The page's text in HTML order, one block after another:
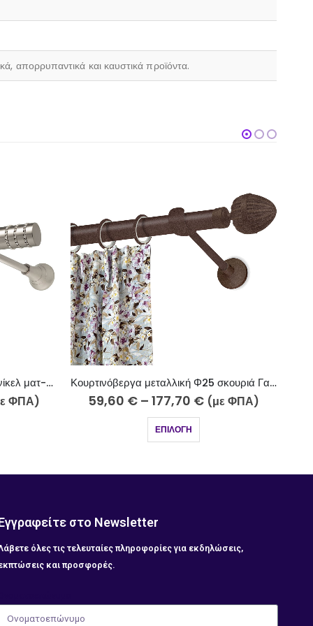
απορρυπαντικά και καυστικά προϊόντα.
ΦΠΑ)
Κουρτινόβεργα μεταλλική Φ25 νίκελ ματ-strass Κάλυμνος K39-2510-5-18
87,95€ – 200,95€(με ΦΠΑ)
ΕΠΙΛΟΓΉ
στο Newsletter
όλες τις τελευταίες πληροφορίες για εκδηλώσεις,
και προσφορές.